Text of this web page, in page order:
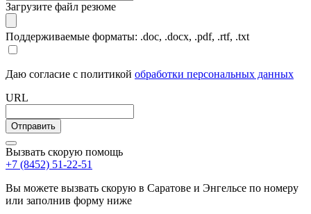
Загрузите файл резюме
Поддерживаемые форматы: .doc, .docx, .pdf, .rtf, .txt
Даю согласие с политикой обработки персональных данных
URL
Вызвать скорую помощь
+7 (8452) 51-22-51
Вы можете вызвать скорую в Саратове и Энгельсе по номеру
или заполнив форму ниже